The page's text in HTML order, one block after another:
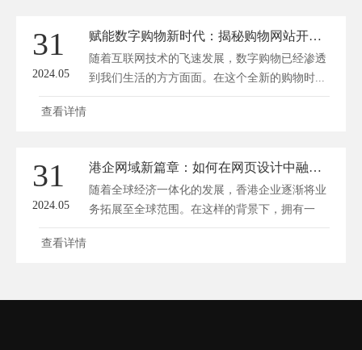
31
2024.05
赋能数字购物新时代：揭秘购物网站开发的技术秘籍
随着互联网技术的飞速发展，数字购物已经渗透
到我们生活的方方面面。在这个全新的购物时...
查看详情
31
2024.05
港企网域新篇章：如何在网页设计中融汇香港特色？
随着全球经济一体化的发展，香港企业逐渐将业
务拓展至全球范围。在这样的背景下，拥有一
个...
查看详情